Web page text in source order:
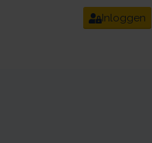
Inloggen